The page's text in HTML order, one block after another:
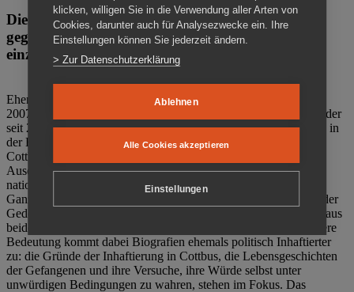
Die Gedenkstätte Zuchthaus Cottbus ist ein Ort
gegen das Vergessen. Anschaulich, nah und
einzigartig.
Ehemalige politische Häftlinge der DDR gründeten im Oktober
2007 den Verein Menschenrechtszentrum Cottbus e. V. (MRZ), der
seit 2011 Eigentümer des ehemaligen Gefängnisses (1860-2002) in
der Bautzener Straße und Träger der Gedenkstätte Zuchthaus
Cottbus ist. Im Zentrum der Arbeit der Gedenkstätte steht die
Auseinandersetzung mit politischem Unrecht während der
nationalsozialistischen Terrorherrschaft und der SED-Diktatur.
Ganzjährig zeigen mehrere Dauer- und Sonderausstellungen in der
Gedenkstätte Zuchthaus Cottbus Beispiele politischen Unrechts aus
beiden deutschen Diktaturen des 20. Jahrhunderts. Eine besondere
Bedeutung kommt dabei Biografien ehemals politisch Inhaftierter
zu: die Gründe der Inhaftierung in Cottbus, die Lebensgeschichten
der Gefangenen und ihre Versuche, ihre Würde selbst unter
unwürdigen Bedingungen zu wahren, stehen im Fokus. Das
klicken, willigen Sie in die Verwendung aller Arten von
Cookies, darunter auch für Analysezwecke ein. Ihre
Einstellungen können Sie jederzeit ändern.
> Zur Datenschutzerklärung
Ablehnen
Alle Cookies akzeptieren
Einstellungen